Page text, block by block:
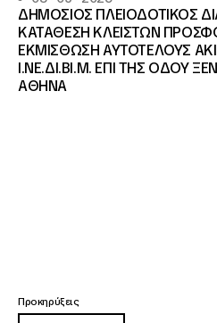
ΔΗΜΟΣΙΟΣ ΠΛΕΙΟΔΟΤΙΚΟΣ
ΚΑΤΑΘΕΣΗ ΚΛΕΙΣΤΩΝ
ΕΚΜΙΣΘΩΣΗ ΑΥΤΟΤΕΛΟΥΣ
Ι.ΝΕ.ΔΙ.ΒΙ.Μ. ΕΠΙ ΤΗΣ ΟΔΟΥ
ΑΘΗΝΑ
Προκηρύξεις